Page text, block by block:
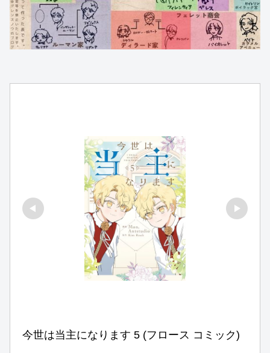
今世は当主になります 5 (フロース コミック)